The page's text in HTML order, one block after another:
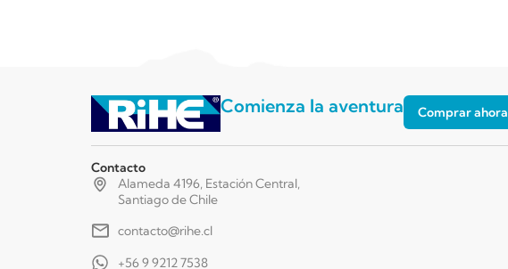
Comienza la aventura Comprar ahora
Contacto
Alameda 4196, Estación Central,
Santiago de Chile
contacto@rihe.cl
+56 9 9212 7538